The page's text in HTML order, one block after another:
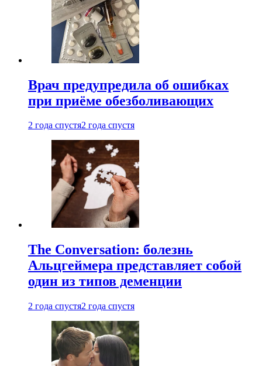
Врач предупредила об ошибках
при приëме обезболивающих
2 года спустя2 года спустя
The Conversation: болезнь
Альцгеймера представляет собой
один из типов деменции
2 года спустя2 года спустя